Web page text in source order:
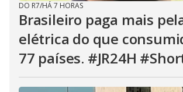
DO R7/HÁ 7 HORAS
Brasileiro paga mais
elétrica do que
77 países. #JR24H